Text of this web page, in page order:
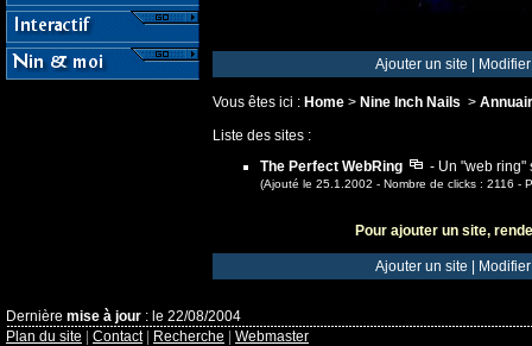
Ajouter un site
Vous êtes ici : Home > Nine Inch Nails >
Liste des sites :
The Perfect WebRing
- Un "web ring"
(Ajouté le 25.1.2002 - Nombre de clicks : 2116 -
Pour ajouter un site,
Ajouter un site
Dernière mise à jour : le 22/08/2004
Plan du site
Contact| Recherche Webmaster